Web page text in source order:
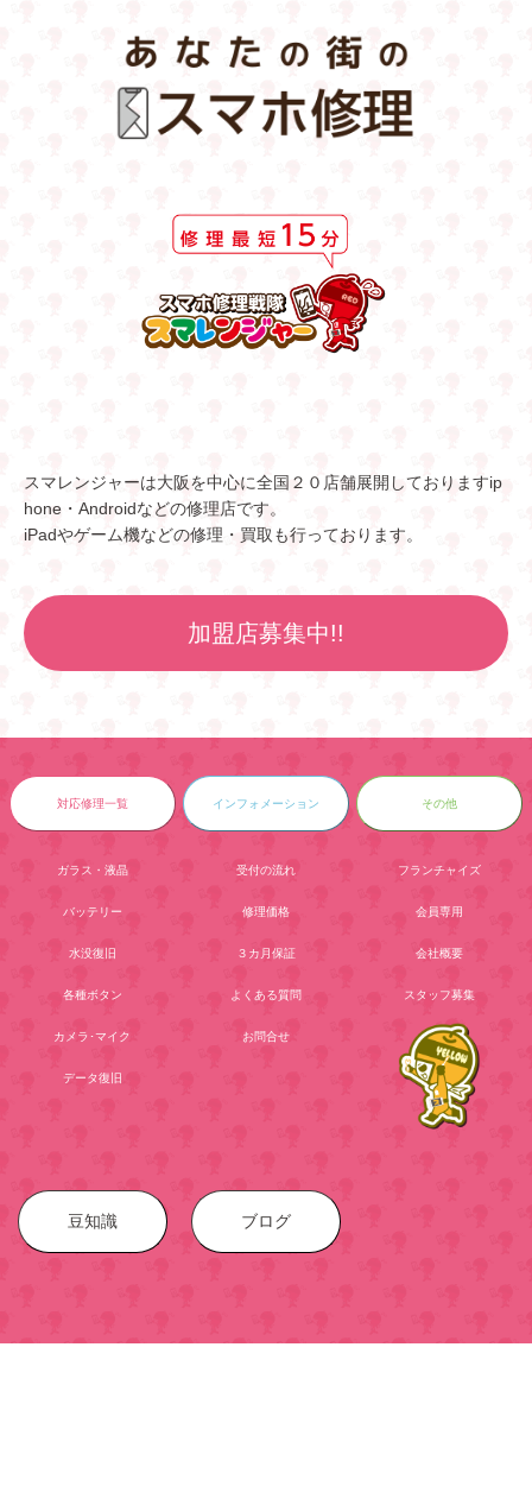
スマレンジャーは大阪を中心に全国２０店舗展開しておりますip
hone・Androidなどの修理店です。
iPadやゲーム機などの修理・買取も行っております。
加盟店募集中!!
対応修理一覧
ガラス・液晶
バッテリー
水没復旧
各種ボタン
カメラ･マイク
データ復旧
インフォメーション
受付の流れ
修理価格
３カ月保証
よくある質問
お問合せ
その他
フランチャイズ
会員専用
会社概要
スタッフ募集
豆知識 ブログ